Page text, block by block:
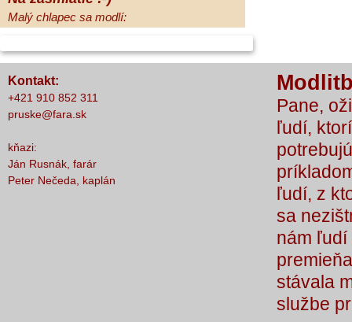
Malý chlapec sa modlí:
mamičku a prosím aj za Teba, Pane Bože,
nič nestalo, lebo čo by sme si bez Teba
počali?
Kontakt:
+421 910 852 311
pruske@fara.sk
kňazi:
Ján Rusnák, farár
Peter Nečeda, kaplán
Pane,
ľudí,
ľudí, z
sa
nám
stávala
službe